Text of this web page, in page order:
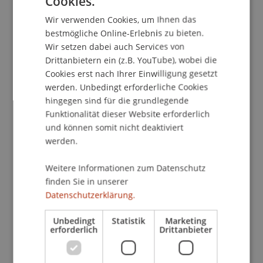
Eine andere Rolle übernimmt die
transformationale Führung. Hier stehen Visionen,
Inspiration und persönliche Ausstrahlung im
Mittelpunkt. Führungskräfte motivieren ihre
Teams nicht nur über Ziele, sondern begeistern
für gemeinsame Zukunftsbilder. Dieser Ansatz ist
besonders wichtig auf höheren Führungsebenen,
in Start-ups oder während
Veränderungsprozessen. Mitarbeitende sollen
aktiv mittragen.
Immer wichtiger wird zudem Führen durch
Eigenverantwortung, Kreativität und
Selbstführung der Mitarbeitenden. Teams
erhalten mehr Freiraum, Entscheidungen selbst
Wir verwenden Cookies, um Ihnen das
bestmögliche Online-Erlebnis zu bieten.
Wir setzen dabei auch Services von
Drittanbietern ein (z.B. YouTube), wobei die
Cookies erst nach Ihrer Einwilligung gesetzt
werden. Unbedingt erforderliche Cookies
hingegen sind für die grundlegende
Funktionalität dieser Website erforderlich
und können somit nicht deaktiviert
werden.
Weitere Informationen zum Datenschutz
finden Sie in unserer
Datenschutzerklärung.
Unbedingt
erforderlich
Statistik Marketing
Drittanbieter